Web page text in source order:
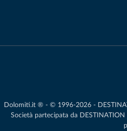
Dolomiti.it ® - © 1996-2026 -
Società partecipata da